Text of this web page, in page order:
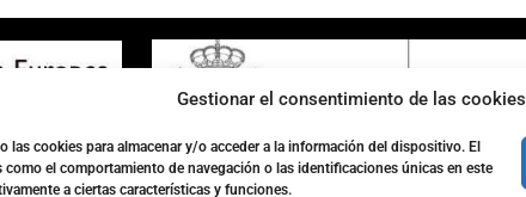
Gestionar el consentimiento de las cookies
cookies para almacenar y/o acceder a la información del dispositivo. El
el comportamiento de navegación o las identificaciones únicas en este
a ciertas características y funciones.